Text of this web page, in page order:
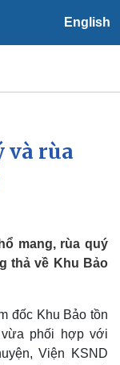
English
tiết
và rùa
mang, rùa quý
thả về Khu Bảo
đốc Khu Bảo tồn
phối hợp với
Viện KSND